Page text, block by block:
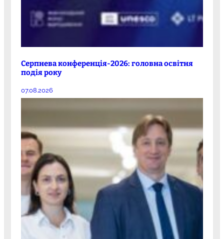
Серпнева конференція-2026: головна освітня
подія року
07.08.2026